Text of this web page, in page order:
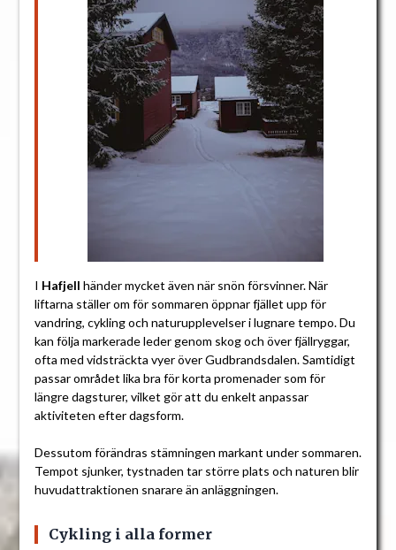
I Hafjell händer mycket även när snön försvinner. När
liftarna ställer om för sommaren öppnar fjället upp för
vandring, cykling och naturupplevelser i lugnare tempo. Du
kan följa markerade leder genom skog och över fjällryggar,
ofta med vidsträckta vyer över Gudbrandsdalen. Samtidigt
passar området lika bra för korta promenader som för
längre dagsturer, vilket gör att du enkelt anpassar
aktiviteten efter dagsform.
Dessutom förändras stämningen markant under sommaren.
Tempot sjunker, tystnaden tar större plats och naturen blir
huvudattraktionen snarare än anläggningen.
Cykling i alla former